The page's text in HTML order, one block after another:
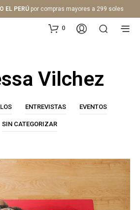
EL PERÚpor compras mayores a 299 soles
0
Vilchez
ENTREVISTAS EVENTOS
SIN CATEGORIZAR